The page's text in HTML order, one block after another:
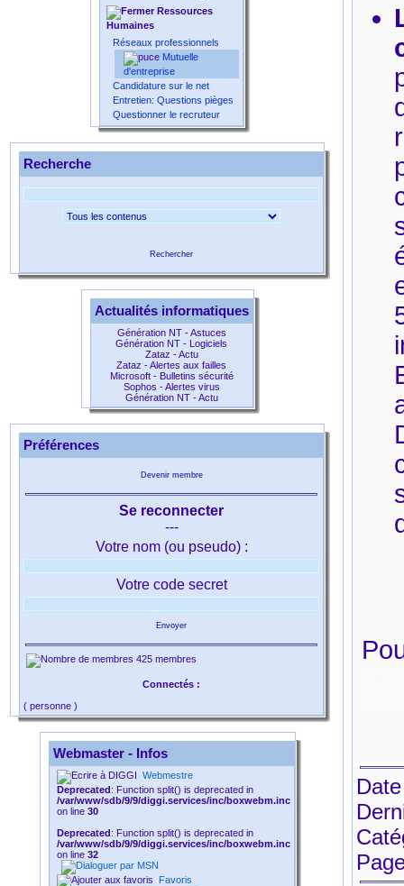
Ressources
Humaines
Réseaux professionnels
Mutuelle
d'entreprise
Candidature sur le net
Entretien: Questions pièges
Questionner le recruteur
Recherche
Rechercher
Actualités informatiques
Génération NT - Astuces
Génération NT - Logiciels
Zataz - Actu
Zataz - Alertes aux failles
Microsoft - Bulletins sécurité
Sophos - Alertes virus
Génération NT - Actu
Préférences
Devenir membre
Se reconnecter
---
Votre nom (ou pseudo) :
Votre code secret
Envoyer
425 membres
Connectés :
( personne )
Webmaster - Infos
Webmestre
Deprecated: Function split() is deprecated in
/var/www/sdb/9/9/diggi.services/inc/boxwebm.inc
on line 30
Deprecated: Function split() is deprecated in
/var/www/sdb/9/9/diggi.services/inc/boxwebm.inc
on line 32
Favoris